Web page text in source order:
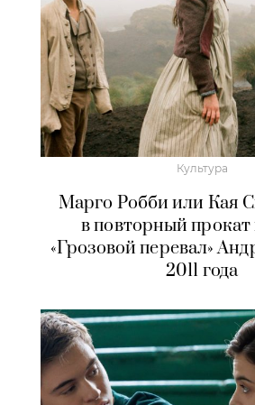
Культура
Марго Робби или Кая
в повторный прокат
«Грозовой перевал»
2011 года